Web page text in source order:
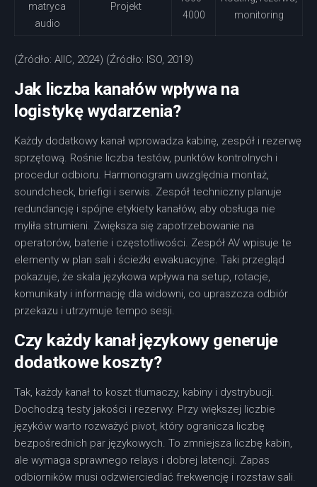
matryca
audio
Projekt
4000
monitoring
(Źródło: AIIC, 2024) (Źródło: ISO, 2019)
Jak liczba kanałów wpływa na
logistykę wydarzenia?
Każdy dodatkowy kanał wprowadza kabinę, zespół i rezerwę
sprzętową. Rośnie liczba testów, punktów kontrolnych i
procedur odbioru. Harmonogram uwzględnia montaż,
soundcheck, briefigi i serwis. Zespół techniczny planuje
redundancję i spójne etykiety kanałów, aby obsługa nie
myliła strumieni. Zwiększa się zapotrzebowanie na
operatorów, baterie i częstotliwości. Zespół AV wpisuje te
elementy w plan sali i ścieżki ewakuacyjne. Taki przegląd
pokazuje, że skala językowa wpływa na setup, rotacje,
komunikaty i informację dla widowni, co upraszcza odbiór
przekazu i utrzymuje tempo sesji.
Czy każdy kanał językowy generuje
dodatkowe koszty?
Tak, każdy kanał to koszt tłumaczy, kabiny i dystrybucji.
Dochodzą testy jakości i rezerwy. Przy większej liczbie
języków warto rozważyć pivot, który ogranicza liczbę
bezpośrednich par językowych. To zmniejsza liczbę kabin,
ale wymaga sprawnego relays i dobrej latencji. Zapas
odbiorników musi odzwierciedlać frekwencję i rozstaw sali.